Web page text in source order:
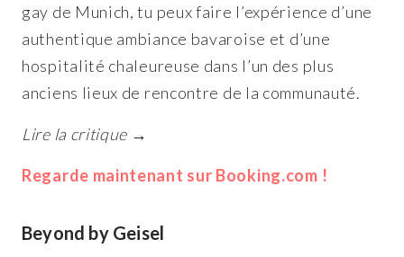
gay de Munich, tu peux faire l’expérience d’une
authentique ambiance bavaroise et d’une
hospitalité chaleureuse dans l’un des plus
anciens lieux de rencontre de la communauté.
Lire la critique →
Regarde maintenant sur Booking.com !
Beyond by Geisel